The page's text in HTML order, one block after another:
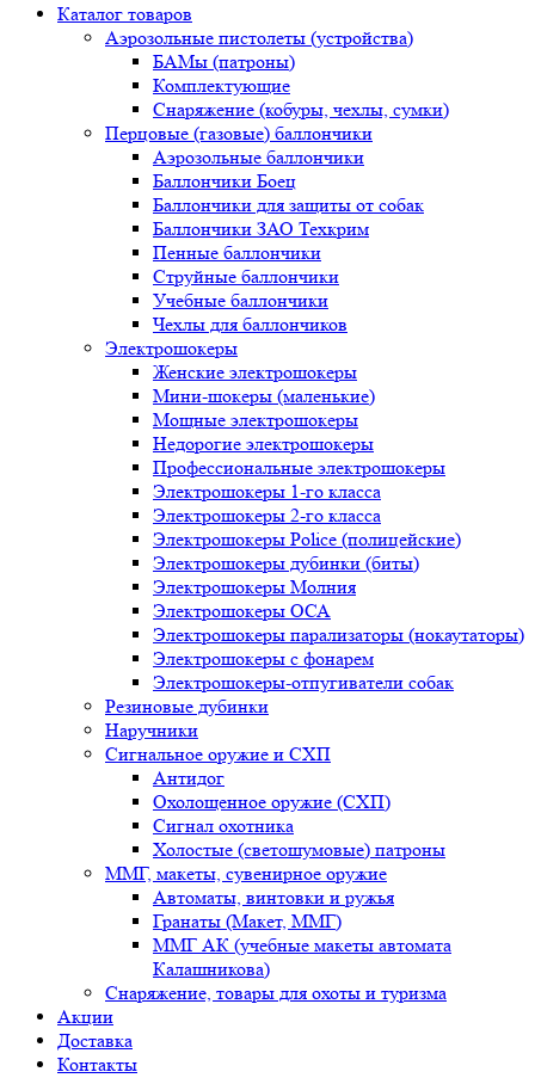
Каталог товаров
Аэрозольные пистолеты (устройства)
БАМы (патроны)
Комплектующие
Снаряжение (кобуры, чехлы, сумки)
Перцовые (газовые) баллончики
Аэрозольные баллончики
Баллончики Боец
Баллончики для защиты от собак
Баллончики ЗАО Техкрим
Пенные баллончики
Струйные баллончики
Учебные баллончики
Чехлы для баллончиков
Электрошокеры
Женские электрошокеры
Мини-шокеры (маленькие)
Мощные электрошокеры
Недорогие электрошокеры
Профессиональные электрошокеры
Электрошокеры 1-го класса
Электрошокеры 2-го класса
Электрошокеры Police (полицейские)
Электрошокеры дубинки (биты)
Электрошокеры Молния
Электрошокеры ОСА
Электрошокеры парализаторы (нокаутаторы)
Электрошокеры с фонарем
Электрошокеры-отпугиватели собак
Резиновые дубинки
Наручники
Сигнальное оружие и СХП
Антидог
Охолощенное оружие (СХП)
Сигнал охотника
Холостые (светошумовые) патроны
ММГ, макеты, сувенирное оружие
Автоматы, винтовки и ружья
Гранаты (Макет, ММГ)
ММГ АК (учебные макеты автомата
Калашникова)
Снаряжение, товары для охоты и туризма
Акции
Доставка
Контакты